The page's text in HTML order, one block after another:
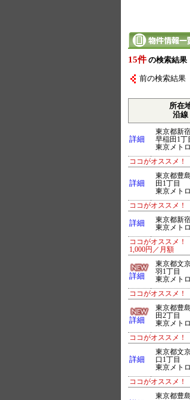
15件 の検索結果
前の検索結果
所在
沿線
詳細
東京都新
早稲田1丁
東京メト
ココがオススメ
詳細
東京都豊
田1丁目
東京メト
ココがオススメ
詳細
東京都新
東京メト
ココがオススメ
1,000円／月額
詳細
東京都文
羽1丁目
東京メト
ココがオススメ
詳細
東京都豊
田2丁目
東京メト
ココがオススメ
詳細
東京都文
口1丁目
東京メト
ココがオスス
東京都豊